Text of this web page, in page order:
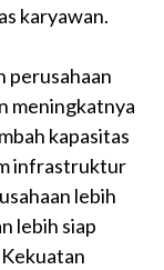
karyawan.
perusahaan
meningkatnya
kapasitas
infrastruktur
lebih
lebih siap